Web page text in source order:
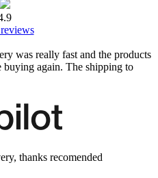
was really fast and the products
again. The shipping to
thanks recomended